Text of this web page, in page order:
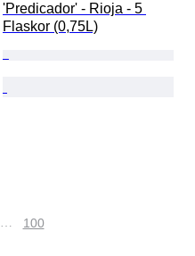
'Predicador' - Rioja - 5
Flaskor (0,75L)
… 100